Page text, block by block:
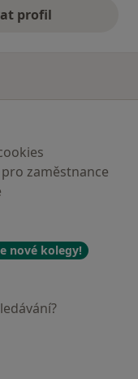
profil
zaměstnance
nové kolegy!